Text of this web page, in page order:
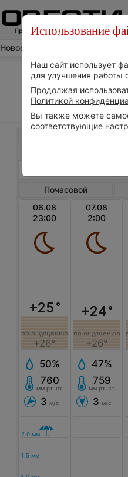
Новости погоды
Почасовой
06.08
23:00
+25°
по ощущению
+26°
50%
760
мм рт. ст.
3 м/с
07.08
2:00
+24°
по ощущению
+26°
47%
759
мм рт. ст.
3 м/с
Использование
Наш сайт использует
для улучшения работы
Продолжая
Политикой
Вы также можете
соответствующие